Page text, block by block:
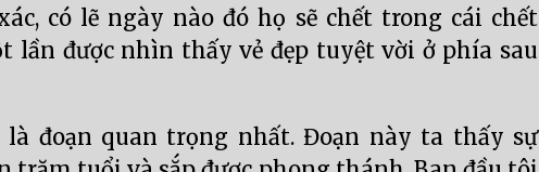
có lẽ ngày nào đó họ sẽ chết trong cái chết
lần được nhìn thấy vẻ đẹp tuyệt vời ở phía sau
đoạn quan trọng nhất. Đoạn này ta thấy sự